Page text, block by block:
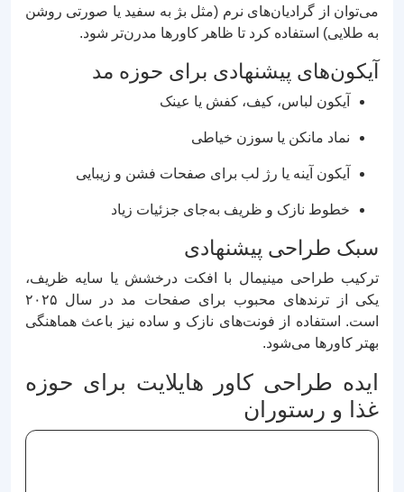
می‌توان از گرادیان‌های نرم (مثل بژ به سفید یا صورتی روشن
به طلایی) استفاده کرد تا ظاهر کاورها مدرن‌تر شود.
آیکون‌های پیشنهادی برای حوزه مد
آیکون لباس، کیف، کفش یا عینک
نماد مانکن یا سوزن خیاطی
آیکون آینه یا رژ لب برای صفحات فشن و زیبایی
خطوط نازک و ظریف به‌جای جزئیات زیاد
سبک طراحی پیشنهادی
ترکیب طراحی مینیمال با افکت درخشش یا سایه ظریف،
یکی از ترندهای محبوب برای صفحات مد در سال ۲۰۲۵
است. استفاده از فونت‌های نازک و ساده نیز باعث هماهنگی
بهتر کاورها می‌شود.
ایده طراحی کاور هایلایت برای حوزه
غذا و رستوران